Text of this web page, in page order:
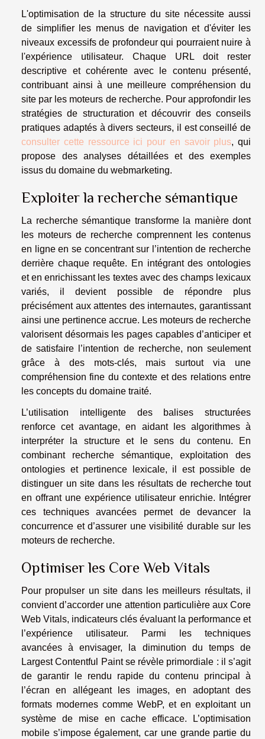
L'optimisation de la structure du site nécessite aussi
de simplifier les menus de navigation et d'éviter les
niveaux excessifs de profondeur qui pourraient nuire à
l'expérience utilisateur. Chaque URL doit rester
descriptive et cohérente avec le contenu présenté,
contribuant ainsi à une meilleure compréhension du
site par les moteurs de recherche. Pour approfondir les
stratégies de structuration et découvrir des conseils
pratiques adaptés à divers secteurs, il est conseillé de
consulter cette ressource ici pour en savoir plus, qui
propose des analyses détaillées et des exemples
issus du domaine du webmarketing.
Exploiter la recherche sémantique
La recherche sémantique transforme la manière dont
les moteurs de recherche comprennent les contenus
en ligne en se concentrant sur l’intention de recherche
derrière chaque requête. En intégrant des ontologies
et en enrichissant les textes avec des champs lexicaux
variés, il devient possible de répondre plus
précisément aux attentes des internautes, garantissant
ainsi une pertinence accrue. Les moteurs de recherche
valorisent désormais les pages capables d’anticiper et
de satisfaire l’intention de recherche, non seulement
grâce à des mots-clés, mais surtout via une
compréhension fine du contexte et des relations entre
les concepts du domaine traité.
L’utilisation intelligente des balises structurées
renforce cet avantage, en aidant les algorithmes à
interpréter la structure et le sens du contenu. En
combinant recherche sémantique, exploitation des
ontologies et pertinence lexicale, il est possible de
distinguer un site dans les résultats de recherche tout
en offrant une expérience utilisateur enrichie. Intégrer
ces techniques avancées permet de devancer la
concurrence et d’assurer une visibilité durable sur les
moteurs de recherche.
Optimiser les Core Web Vitals
Pour propulser un site dans les meilleurs résultats, il
convient d’accorder une attention particulière aux Core
Web Vitals, indicateurs clés évaluant la performance et
l’expérience utilisateur. Parmi les techniques
avancées à envisager, la diminution du temps de
Largest Contentful Paint se révèle primordiale : il s’agit
de garantir le rendu rapide du contenu principal à
l’écran en allégeant les images, en adoptant des
formats modernes comme WebP, et en exploitant un
système de mise en cache efficace. L’optimisation
mobile s’impose également, car une grande partie du